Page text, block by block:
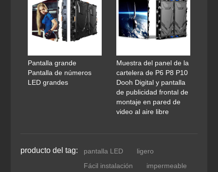
Pantalla grande
Pantalla de números
LED grandes
Muestra del panel de la
cartelera de P6 P8 P10
Dooh Digital y pantalla
de publicidad frontal de
montaje en pared de
video al aire libre
producto del tag: pantalla LED
ligero
Fácil instalación
impermeable